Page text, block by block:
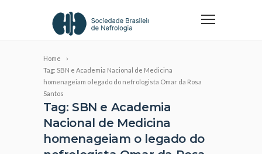
Home
Tag: SBN e Academia Nacional de Medicina
homenageiam o legado do nefrologista Omar da Rosa
Santos
Tag: SBN e Academia
Nacional de Medicina
homenageiam o legado do